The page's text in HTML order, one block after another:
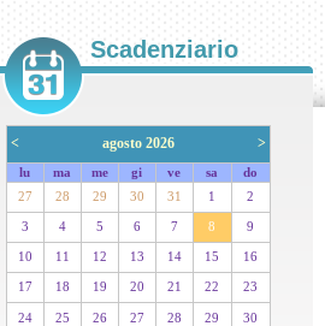
Scadenziario
< agosto 2026 >
lu ma me gi ve sa
do
27
28 29 30 31 1 2
3 4 5 6 7 8 9
10 11 12 13 14 15 16
17 18 19 20 21 22 23
24 25 26 27 28 29 30